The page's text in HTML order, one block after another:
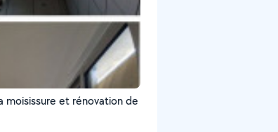
moisissure et rénovation de